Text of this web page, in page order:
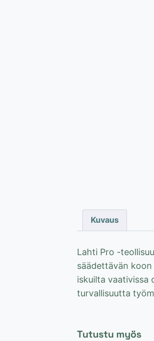
Kuvaus
Lahti Pro -
säädettävän
iskuilta vaativissa
turvallisuutta
Tutustu myös